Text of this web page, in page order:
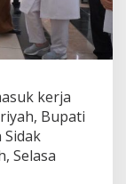
kerja
Bupati
Selasa